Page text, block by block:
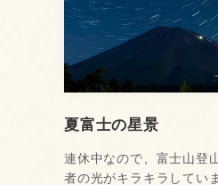
夏富士の星景
連休中なので、富士山登
者の光がキラキラしてい